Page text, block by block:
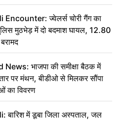
Encounter: ज्वेलर्स चोरी गैंग का
मुठभेड़ में दो बदमाश घायल, 12.80
भाजपा की समीक्षा बैठक में
पर मंथन, बीडीओ से मिलकर सौंपा
का विवरण
बारिश में डूबा जिला अस्पताल, जल